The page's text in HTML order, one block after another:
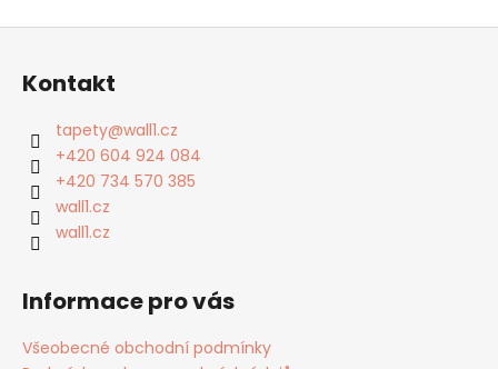
Z
Kontakt
tapety@wall1.cz
+420 604 924 084
+420 734 570 385
wall1.cz
wall1.cz
Informace pro vás
Všeobecné obchodní podmínky